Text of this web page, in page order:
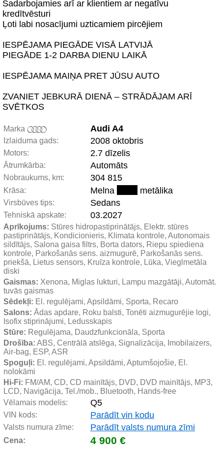
Sadarbojamies arī ar klientiem ar negatīvu
kredītvēsturi
Ļoti labi nosacījumi uzticamiem pircējiem
IESPĒJAMA PIEGĀDE VISĀ LATVIJĀ
PIEGĀDE 1-2 DARBA DIENU LAIKĀ
IESPĒJAMA MAIŅA PRET JŪSU AUTO
ZVANIET JEBKURĀ DIENĀ – STRĀDĀJAM ARĪ
SVĒTKOS
Marka Audi A4
Izlaiduma gads: 2008 oktobris
Motors: 2.7 dīzelis
Ātrumkārba: Automāts
Nobraukums, km: 304 815
Krāsa: Melna metālika
Virsbūves tips: Sedans
Tehniskā apskate: 03.2027
Aprīkojums: Stūres hidropastiprinātājs, Elektr. stūres
pastiprinātājs, Kondicionieris, Klimata kontrole, Autonomais
sildītājs, Salona gaisa filtrs, Borta dators, Riepu spiediena
kontrole, Parkošanās sens. aizmugurē, Parkošanās sens.
priekšā, Lietus sensors, Kruīza kontrole, Lūka, Vieglmetāla
diski
Gaismas: Xenona, Miglas lukturi, Lampu mazgātāji, Automāt.
tuvās gaismas
Sēdekļi: El. regulējami, Apsildāmi, Sporta, Recaro
Salons: Ādas apdare, Roku balsti, Tonēti aizmugurējie logi,
Isofix stiprinājumi, Ledusskapis
Stūre: Regulējama, Daudzfunkcionāla, Sporta
Drošība: ABS, Centrālā atslēga, Signalizācija, Imobilaizers,
Air-bag, ESP, ASR
Spoguļi: El. regulējami, Apsildāmi, Aptumšojošie, El.
nolokāmi
Hi-Fi: FM/AM, CD, CD mainītājs, DVD, DVD mainītājs, MP3,
LCD, Navigācija, Tel./mob., Bluetooth, Hands-free
Vēlamais modelis:
Q5
VIN kods: Parādīt vin kodu
Valsts numura zīme: Parādīt valsts numura zīmi
Cena: 4 900 €